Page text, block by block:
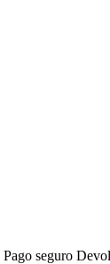
Pago seguro